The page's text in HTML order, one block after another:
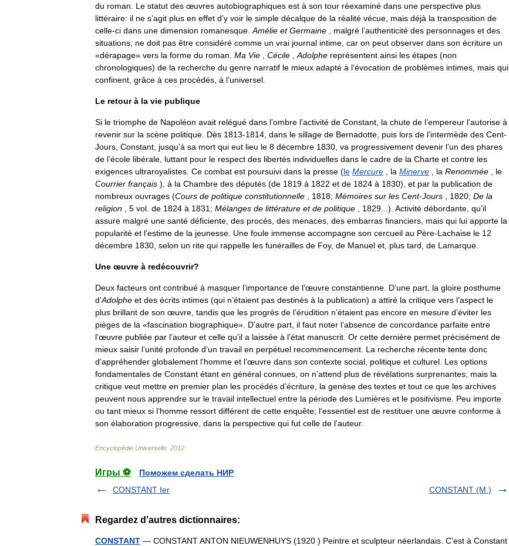
du roman Le statut des œuvres autobiographiques est à son tour réexaminé dans une perspective plus
littéraire: il ne s’agit plus en effet d’y voir le simple décalque de la réalité vécue mais déjà la transposition de
celle-ci dans une dimension romanesque Amélie et Germaine malgré l’authenticité des personnages et des
situations ne doit pas être considéré comme un vrai journal intime car on peut observer dans son écriture un
«dérapage» vers la forme du roman Ma Vie Cécile Adolphe représentent ainsi les étapes (non
chronologiques) de la recherche du genre narratif le mieux adapté à l’évocation de problèmes intimes mais qui
confinent grâce à ces procédés à l’universel
Le retour à la vie publique
Si le triomphe de Napoléon avait relégué dans l’ombre l’activité de Constant la chute de l’empereur l’autorise à
revenir sur la scène politique Dès 1813-1814 dans le sillage de Bernadotte puis lors de l’intermède des Cent-
Jours Constant jusqu’à sa mort qui eut lieu le 8 décembre 1830 va progressivement devenir l’un des phares
de l’école libérale luttant pour le respect des libertés individuelles dans le cadre de la Charte et contre les
exigences ultraroyalistes Ce combat est poursuivi dans la presse (le Mercure la Minerve la Renommée
le
Courrier français ), à la Chambre des députés (de 1819 à 1822 et de 1824 à 1830), et par la publication de
nombreux ouvrages (Cours de politique constitutionnelle 1818; Mémoires sur les Cent-Jours 1820; De la
religion
5 vol de 1824 à 1831 ; Mélanges de littérature et de politique 1829 ...). Activité débordante qu’il
assure malgré une santé déficiente des procès des menaces des embarras financiers mais qui lui apporte la
popularité et l’estime de la jeunesse Une foule immense accompagne son cercueil au Père-Lachaise le 12
décembre 1830 selon un rite qui rappelle les funérailles de Foy, de Manuel et plus tard de Lamarque
Une œuvre à redécouvrir?
Deux facteurs ont contribué à masquer l’importance de l’œuvre constantienne D’une part la gloire posthume
d’Adolphe et des écrits intimes (qui n’étaient pas destinés à la publication) a attiré la critique vers l’aspect le
plus brillant de son œuvre tandis que les progrès de l’érudition n’étaient pas encore en mesure d’éviter les
pièges de la «fascination biographique». D’autre part il faut noter l’absence de concordance parfaite entre
l’œuvre publiée par l’auteur et celle qu’il a laissée à l’état manuscrit Or cette dernière permet précisément de
mieux saisir l’unité profonde d’un travail en perpétuel recommencement La recherche récente tente donc
d’appréhender globalement l’homme et l’œuvre dans son contexte social politique et culturel Les options
fondamentales de Constant étant en général connues on n’attend plus de révélations surprenantes; mais la
critique veut mettre en premier plan les procédés d’écriture la genèse des textes et tout ce que les archives
peuvent nous apprendre sur le travail intellectuel entre la période des Lumières et le positivisme Peu importe
ou tant mieux si l’homme ressort différent de cette enquête; l’essentiel est de restituer une œuvre conforme à
son élaboration progressive dans la perspective qui fut celle de l’auteur.
Encyclopédie Universelle 2012
Игры ⚽
Поможем сделать НИР
CONSTANT Ier
CONSTANT (M.)
Regardez d'autres dictionnaires:
CONSTANT — CONSTANT ANTON NIEUWENHUYS (1920 ) Peintre et sculpteur néerlandais. C’est à Constant